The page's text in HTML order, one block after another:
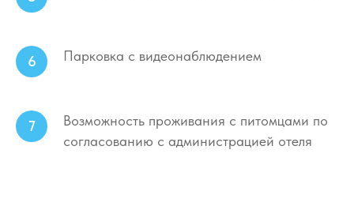
Парковка с видеонаблюдением
Возможность проживания с питомцами по
согласованию с администрацией отеля